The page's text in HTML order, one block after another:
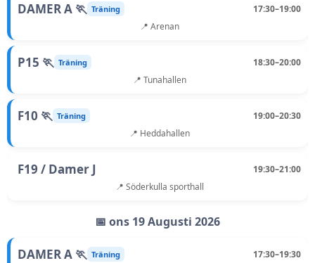
DAMER A 🏃 Träning
17:30–19:00
📍 Arenan
P15 🏃 Träning
18:30–20:00
📍 Tunahallen
F10 🏃 Träning
19:00–20:30
📍 Heddahallen
F19 / Damer J
19:30–21:00
📍 Söderkulla sporthall
📅 ons 19 Augusti 2026
DAMER A 🏃 Träning
17:30–19:30